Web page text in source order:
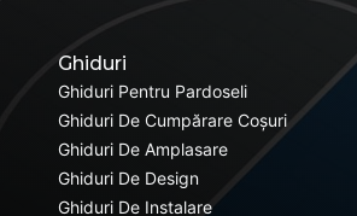
Ghiduri
Ghiduri Pentru Pardoseli
Ghiduri De Cumpărare Coșuri
Ghiduri De Amplasare
Ghiduri De Design
Ghiduri De Instalare